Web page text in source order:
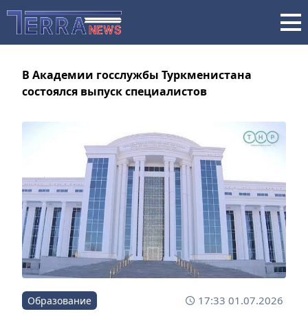
В Академии госслужбы Туркменистана
состоялся выпуск специалистов
Образование 17:33 01.07.2026